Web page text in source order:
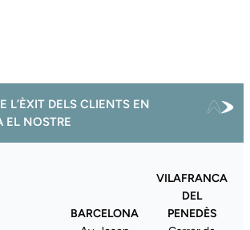
L’ÈXIT DELS CLIENTS EN
EL NOSTRE
BARCELONA
VILAFRANCA
DEL
PENEDÈS